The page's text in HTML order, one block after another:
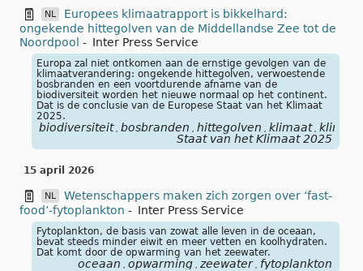
NL
Europees klimaatrapport is bikkelhard:
ongekende hittegolven van de Middellandse Zee tot de
Noordpool - Inter Press Service
Europa zal niet ontkomen aan de ernstige gevolgen van de
klimaatverandering: ongekende hittegolven, verwoestende
bosbranden en een voortdurende afname van de
biodiversiteit worden het nieuwe normaal op het continent.
Dat is de conclusie van de Europese Staat van het Klimaat
2025.
biodiversiteit bosbranden hittegolven klimaat
Staat van het Klimaat 2025
15 april 2026
NL
Wetenschappers maken zich zorgen over ‘fast-
food’-fytoplankton - Inter Press Service
Fytoplankton, de basis van zowat alle leven in de oceaan,
bevat steeds minder eiwit en meer vetten en koolhydraten.
Dat komt door de opwarming van het zeewater.
oceaan opwarming zeewater fytoplankton